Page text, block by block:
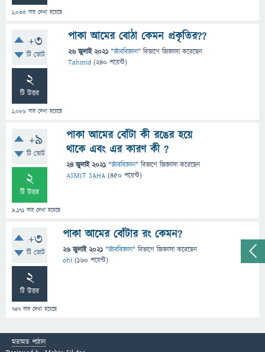
1,035 বার দেখা হয়েছে
+3
টি ভোট
2
টি উত্তর
1,086 বার দেখা হয়েছে
পাকা আমের বোঠা কেমন প্রকৃতির??
26 জুলাই 2021 "জীববিজ্ঞান" বিভাগে জিজ্ঞাসাকরেছেন
Tahmid (240 পয়েন্ট)
+9
টি ভোট
2
টি উত্তর
9,171 বার দেখা হয়েছে
পাকা আমের বোঁটা কী রঙের হয়ে
থাকে এবং এর কারণ কী ?
24 জুলাই 2021 "জীববিজ্ঞান" বিভাগে জিজ্ঞাসাকরেছেন
ASMIT SAHA (450 পয়েন্ট)
+3
টি ভোট
2
টি উত্তর
747 বার দেখা হয়েছে
পাকা আমের বোঁটার রং কেমন?
26 জুলাই 2021 "জীববিজ্ঞান" বিভাগে জিজ্ঞাসাকরেছেন
ohi (160 পয়েন্ট)
মতামত পাঠান